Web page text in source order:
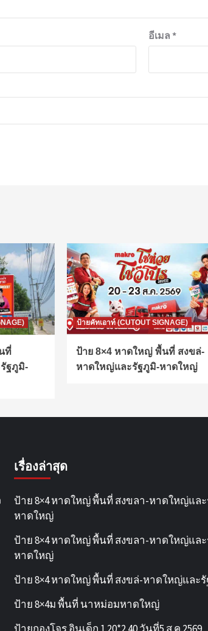
อีเมล *
ที่
ฐภูมิ-
ป้ายคัทเอาท์ (CUTOUT SIGNAGE)
ป้าย 8×4 หาดใหญ่ พื้นที่ สงขล่-
หาดใหญ่และรัฐภูมิ-หาดใหญ่
เรื่องล่าสุด
ป้าย 8×4 หาดใหญ่ พื้นที่ สงขลา-หาดใหญ่แล
หาดใหญ่
ป้าย 8×4 หาดใหญ่ พื้นที่ สงขลา-หาดใหญ่แล
หาดใหญ่
ป้าย 8×4 หาดใหญ่ พื้นที่ สงขล่-หาดใหญ่และ
ป้าย 8×4ม พื้นที่ นาหม่อมหาดใหญ่